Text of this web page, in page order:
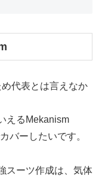
代表とは言えなか
えるMekanism
バーしたいです。
スーツ作成は、気体